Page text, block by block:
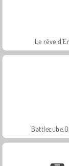
Le rêve